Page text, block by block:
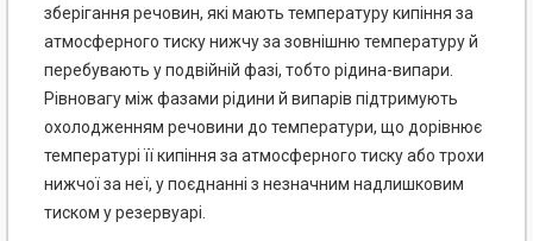
зберігання речовин, які мають температуру кипіння за
атмосферного тиску нижчу за зовнішню температуру й
перебувають у подвійній фазі, тобто рідина-випари.
Рівновагу між фазами рідини й випарів підтримують
охолодженням речовини до температури, що дорівнює
температурі її кипіння за атмосферного тиску або трохи
нижчої за неї, у поєднанні з незначним надлишковим
тиском у резервуарі.